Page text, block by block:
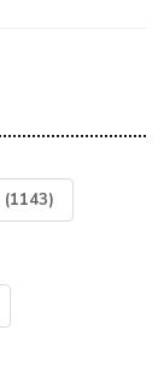
(1143)